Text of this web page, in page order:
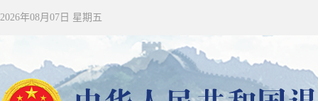
2026年08月07日 星期五